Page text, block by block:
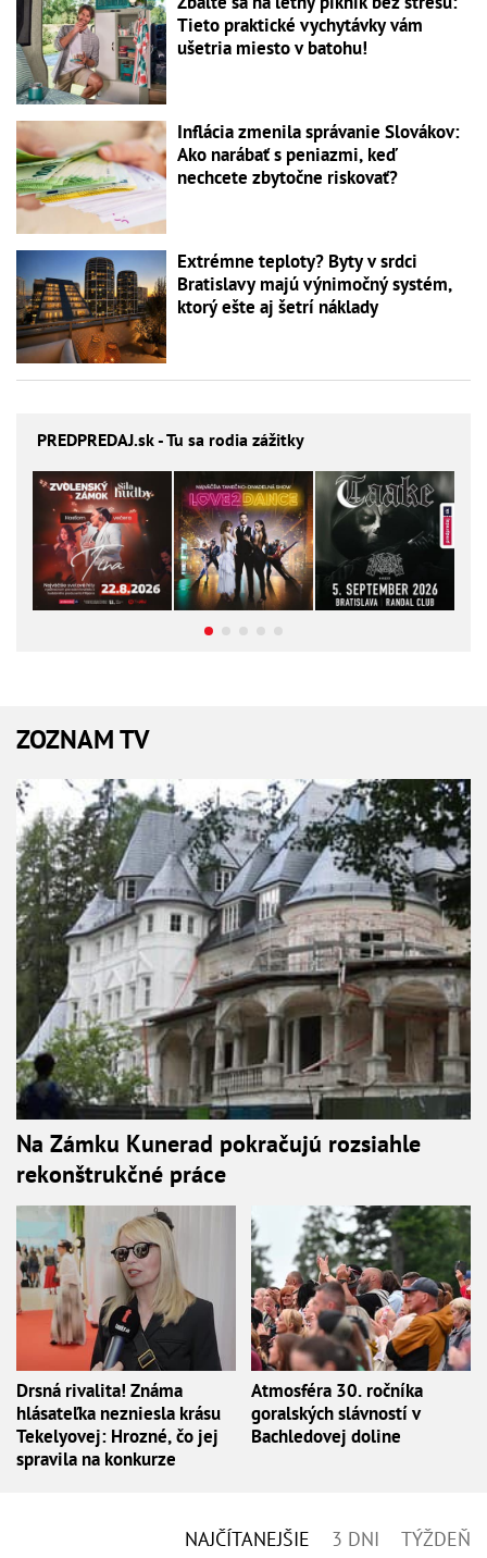
Tieto praktické vychytávky vám
ušetria miesto v batohu!
Inflácia zmenila správanie Slovákov:
Ako narábať s peniazmi, keď
nechcete zbytočne riskovať?
Extrémne teploty? Byty v srdci
Bratislavy majú výnimočný systém,
ktorý ešte aj šetrí náklady
PREDPREDAJ.sk - Tu sa rodia zážitky
ZOZNAM TV
Na Zámku Kunerad pokračujú rozsiahle
rekonštrukčné práce
Drsná rivalita! Známa
hlásateľka nezniesla krásu
Tekelyovej: Hrozné, čo jej
spravila na konkurze
Atmosféra 30. ročníka
goralských slávností v
Bachledovej doline
NAJČÍTANEJŠIE 3 DNI TÝŽDEŇ